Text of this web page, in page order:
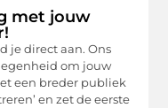
met jouw
je direct aan. Ons
om jouw
een breder publiek
en zet de eerste